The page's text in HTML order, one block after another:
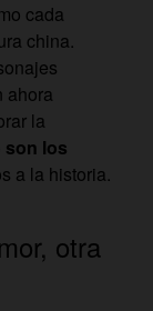
cada
china.
ahora
la
son los
a la historia.
otra